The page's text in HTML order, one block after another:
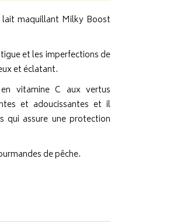
maquillant Milky Boost
et les imperfections de
et éclatant.
vitamine C aux vertus
et adoucissantes et il
qui assure une protection
de pêche.